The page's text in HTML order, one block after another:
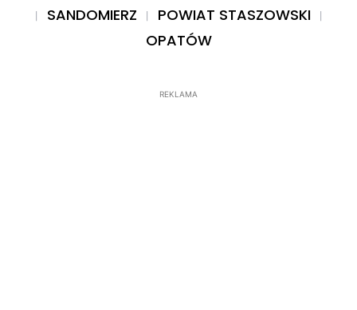
SANDOMIERZ
POWIAT STASZOWSKI
OPATÓW
REKLAMA